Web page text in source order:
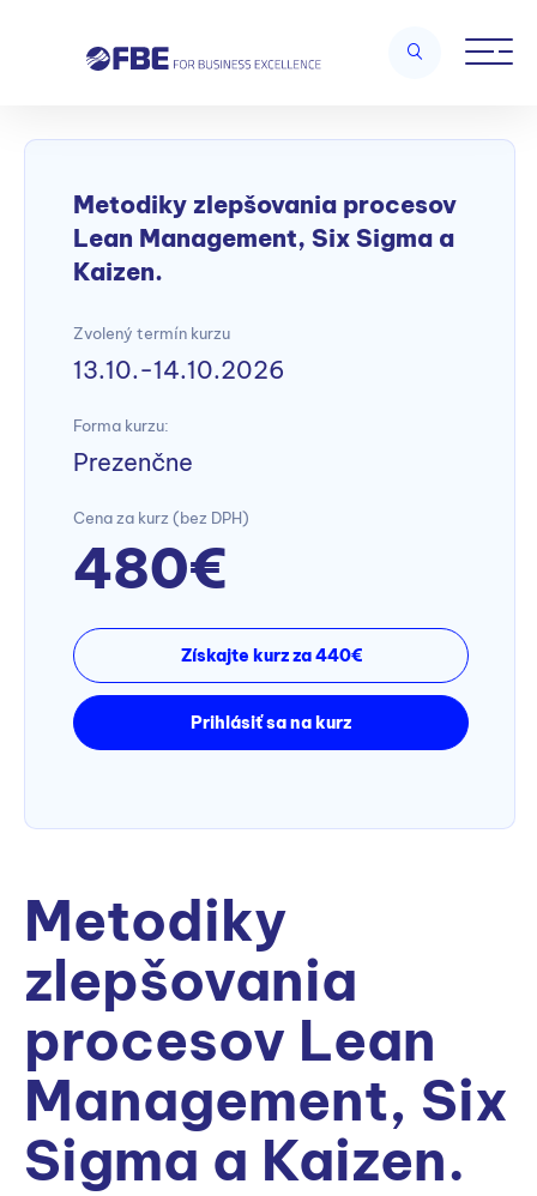
Systémy plánovania a zefektívňovania procesov
Metodiky
Metodiky zlepšovania procesov
Lean Management, Six Sigma a
Kaizen.
Zvolený termín kurzu
13.10.-14.10.2026
Forma kurzu:
Prezenčne
Cena za kurz (bez DPH)
480€
Získajte kurz za 440€
Prihlásiť sa na kurz
Metodiky
zlepšovania
procesov Lean
Management, Six
Sigma a Kaizen.